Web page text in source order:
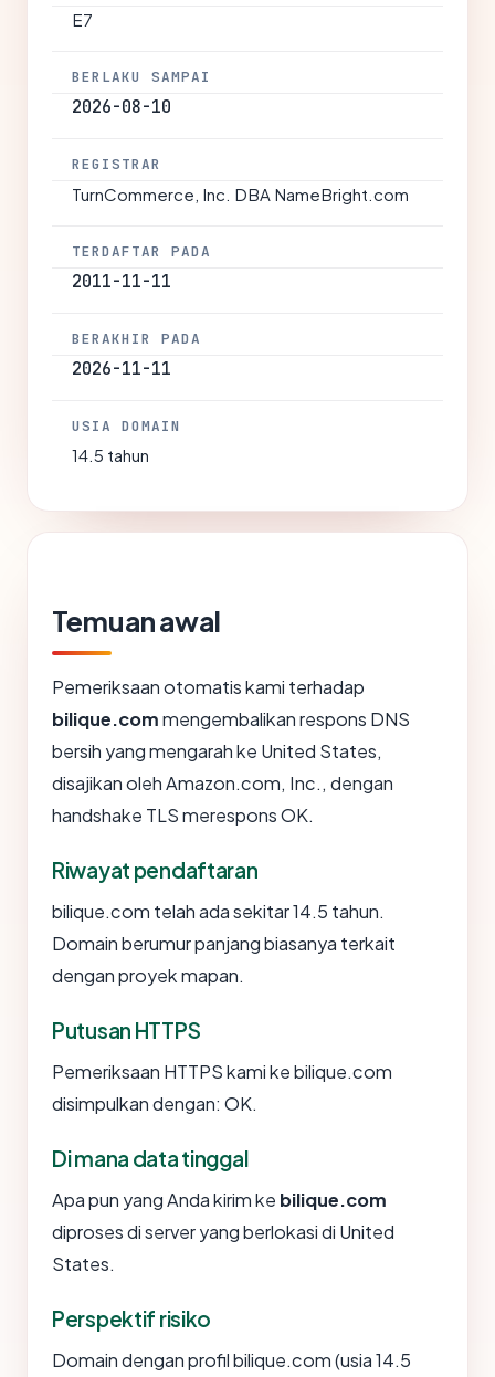
E7
BERLAKU SAMPAI
2026-08-10
REGISTRAR
TurnCommerce, Inc. DBA NameBright.com
TERDAFTAR PADA
2011-11-11
BERAKHIR PADA
2026-11-11
USIA DOMAIN
14.5 tahun
Temuan awal
Pemeriksaan otomatis kami terhadap
bilique.commengembalikan respons DNS
bersih yang mengarah ke United States,
disajikan oleh Amazon.com, Inc., dengan
handshake TLS merespons OK.
Riwayat pendaftaran
bilique.com telah ada sekitar 14.5 tahun.
Domain berumur panjang biasanya terkait
dengan proyek mapan.
Putusan HTTPS
Pemeriksaan HTTPS kami ke bilique.com
disimpulkan dengan: OK.
Di mana data tinggal
Apa pun yang Anda kirim ke bilique.com
diproses di server yang berlokasi di United
States.
Perspektif risiko
Domain dengan profil bilique.com (usia 14.5